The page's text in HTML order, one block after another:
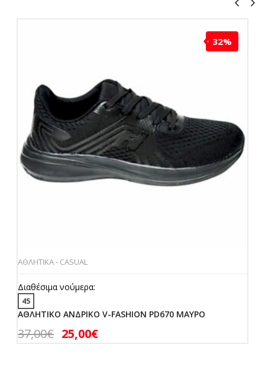
32%
ΑΘΛΗΤΙΚΑ - CASUAL
Διαθέσιμα νούμερα:
45
ΑΘΛΗΤΙΚΟ ΑΝΔΡΙΚΟ V-FASHION PD670 ΜΑΥΡΟ
37,00€ 25,00€